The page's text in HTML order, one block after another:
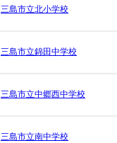
三島市立北小学校
三島市立錦田中学校
三島市立中郷西中学校
三島市立南中学校